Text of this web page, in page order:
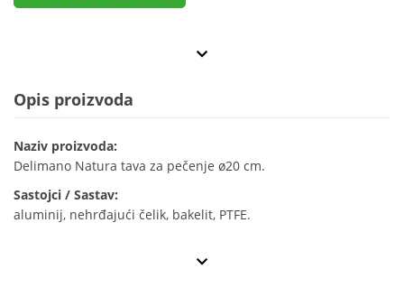
Opis proizvoda
Naziv proizvoda:
Delimano Natura tava za pečenje ø20 cm.
Sastojci / Sastav:
aluminij, nehrđajući čelik, bakelit, PTFE.